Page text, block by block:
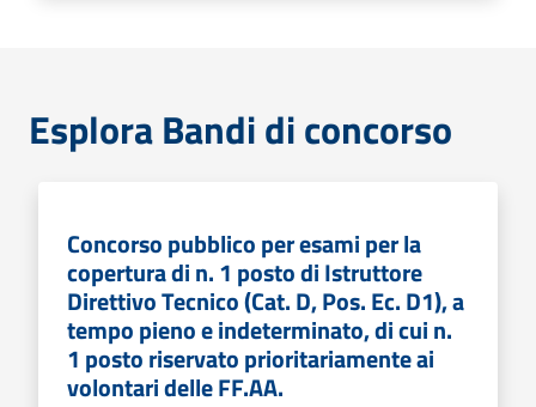
Esplora Bandi di concorso
Concorso pubblico per esami per la
copertura di n. 1 posto di Istruttore
Direttivo Tecnico (Cat. D, Pos. Ec. D1), a
tempo pieno e indeterminato, di cui n.
1 posto riservato prioritariamente ai
volontari delle FF.AA.